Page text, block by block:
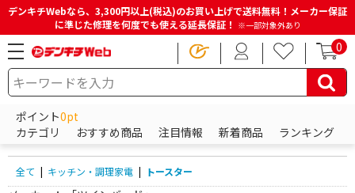
デンキチWebなら、3,300円以上(税込)のお買い上げで送料無料！メーカー保証
に準じた修理を何度でも使える延長保証！ ※一部対象外あり
0
ポイント0pt
カテゴリ
おすすめ商品 注目情報 新着商品 ランキング
HOME 商品一覧ページ キッチン・調理家電 トースター
トースターの商品一覧
全て | キッチン・調理家電 | トースター